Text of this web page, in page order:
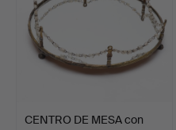
CENTRO DE MESA con